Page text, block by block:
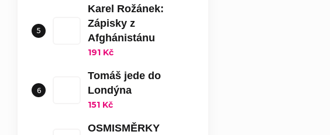
Karel Rožánek:
Zápisky z
Afghánistánu
191 Kč
Tomáš jede do
Londýna
151 Kč
OSMISMĚRKY